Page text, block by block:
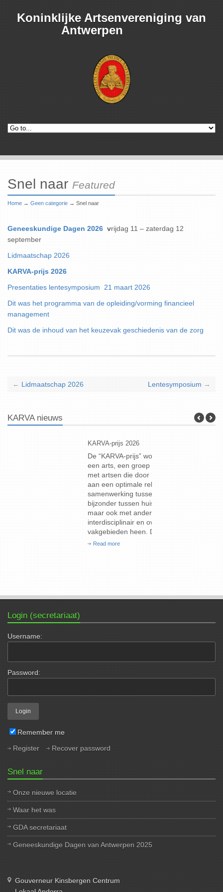
Koninklijke Artsenvereniging van
Antwerpen
Snel naar Featured
Home → Geen categorie → Snel naar
Geneeskundige Dagen 2026 vrijdag 11 – zaterdag 12
september
Lidmaatschap 2026
KARVA-prijs 2026
Presentaties lentesymposium 21 maart 2026
Dit was het programma van de opleiding/vorming financieel
management
Dit was de inhoud van het keuzevak geschiedenis van de zorg
← Lidmaatschap 2026 Lentesymposium →
KARVA nieuws
De “KARVA-prijs” wordt jaarlijks uitgereikt aan
een arts, een groep artsen of een organisatie
met artsen die door hun initiatief bijdragen
aan een optimale relatie en actieve
samenwerking tussen artsen onderling, in het
bijzonder tussen huisartsen en specialisten,
maar ook met andere gezondheidswerkers,
interdisciplinair en over de grenzen van de
vakgebieden heen. De prijs kan […]
Login (secretariaat)
Username:
Password:
Remember me
Register
Recover password
Snel naar
Onze nieuwe locatie
Waar het was
GDA secretariaat
Geneeskundige Dagen van Antwerpen 2025
Gouverneur Kinsbergen Centrum